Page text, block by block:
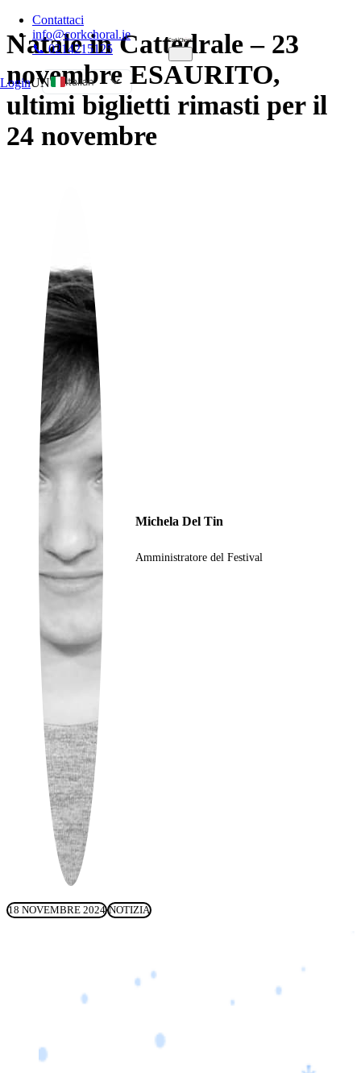
Contattaci
info@corkchoral.ie
📞 0214215125
LoginUN
Italian
English
Estonian
French
Hungarian
Polish
Portuguese
Ukrainian
Natale in Cattedrale – 23
novembre ESAURITO,
ultimi biglietti rimasti per il
24 novembre
Michela Del Tin
Amministratore del Festival
18 NOVEMBRE 2024 NOTIZIA